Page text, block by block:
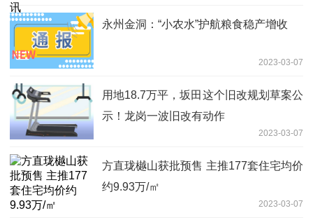
永州金洞：“小农水”护航粮食稳产增收
2023-03-07
用地18.7万平，坂田这个旧改规划草案公
示！龙岗一波旧改有动作
2023-03-07
方直珑樾山获批预售 主推177套住宅均价
约9.93万/㎡
2023-03-07